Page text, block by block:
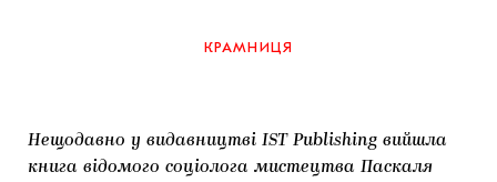
КОЛЕКЦІЇ
КОНСПЕКТИ
ЗАПАЛЕННЯ
КРАМНИЦЯ
КРАМНИЦЯ
Нещодавно у видавництві IST Publishing вийшла
книга відомого соціолога мистецтва Паскаля